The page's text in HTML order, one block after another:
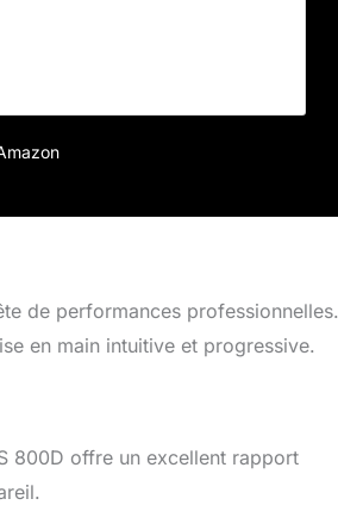
de performances professionnelles.
en main intuitive et progressive.
800D offre un excellent rapport